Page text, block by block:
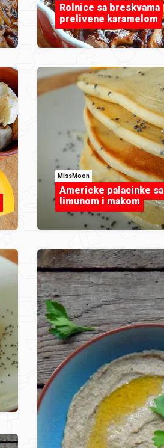
Rolnice sa breskvama
prelivene karamelom
MissMoon
Americke palacinke sa
limunom i makom